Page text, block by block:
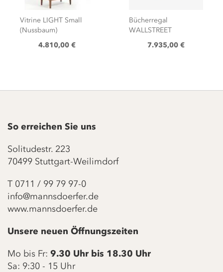
Vitrine LIGHT Small
(Nussbaum)
4.810,00 €
Bücherregal
WALLSTREET
7.935,00 €
So erreichen Sie uns
Solitudestr. 223
70499 Stuttgart-Weilimdorf
T 0711 / 99 79 97-0
info@mannsdoerfer.de
www.mannsdoerfer.de
Unsere neuen Öffnungszeiten
Mo bis Fr: 9.30 Uhr bis 18.30 Uhr
Sa: 9:30 - 15 Uhr